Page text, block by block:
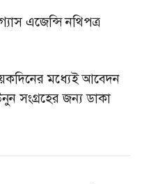
এজেন্সি নথিপত্র
মধ্যেই আবেদন
সংগ্রহের জন্য ডাকা